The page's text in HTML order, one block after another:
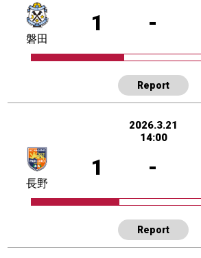
1 -
磐田
Report
2026.3.21
14:00
1 -
長野
Report